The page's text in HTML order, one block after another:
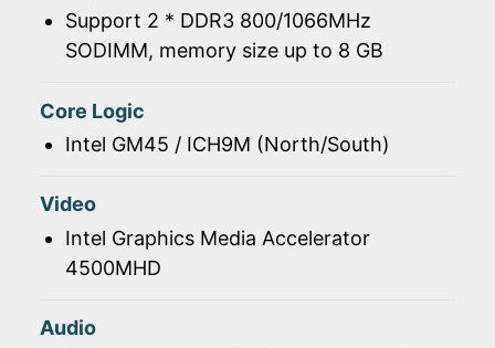
Support 2 * DDR3 800/1066MHz
SODIMM, memory size up to 8 GB
Core Logic
Intel GM45 / ICH9M (North/South)
Video
Intel Graphics Media Accelerator
4500MHD
Audio